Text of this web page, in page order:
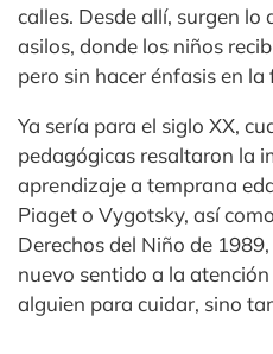
calles. Desde allí, surgen lo
asilos, donde los niños
pero sin hacer énfasis en
Ya sería para el siglo XX,
pedagógicas resaltaron la
aprendizaje a temprana
Piaget o Vygotsky, así
Derechos del Niño de
nuevo sentido a la
alguien para cuidar, sino